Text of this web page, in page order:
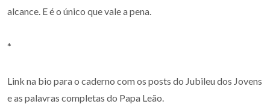
alcance. E é o único que vale a pena.
*
Link na bio para o caderno com os posts do Jubileu dos Jovens
e as palavras completas do Papa Leão.